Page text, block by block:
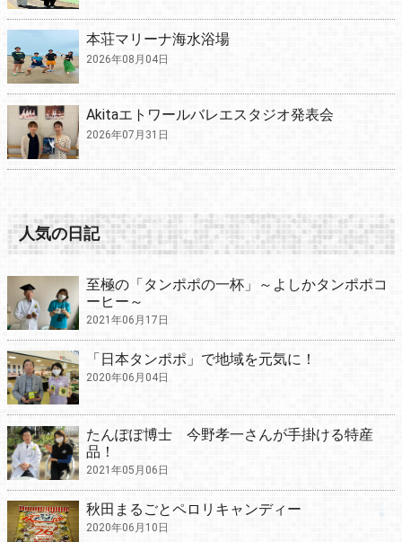
本荘マリーナ海水浴場
2026年08月04日
Akitaエトワールバレエスタジオ発表会
2026年07月31日
人気の日記
至極の「タンポポの一杯」～よしかタンポポコ
ーヒー～
2021年06月17日
「日本タンポポ」で地域を元気に！
2020年06月04日
たんぽぽ博士 今野孝一さんが手掛ける特産
品！
2021年05月06日
秋田まるごとペロリキャンディー
2020年06月10日